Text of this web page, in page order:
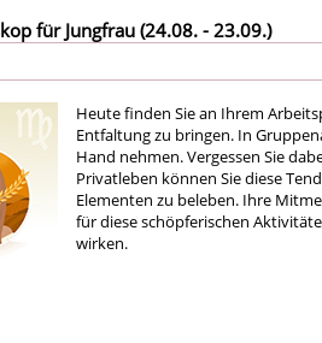
für Jungfrau (24.08. - 23.09.)
Heute finden Sie an Ihrem
Entfaltung zu bringen. In
Hand nehmen. Vergessen Sie
Privatleben können Sie diese
Elementen zu beleben. Ihre
für diese schöpferischen
wirken.